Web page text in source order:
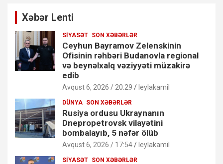
Xəbər Lenti
SIYASƏT SON XƏBƏRLƏR
Ceyhun Bayramov Zelenskinin
Ofisinin rəhbəri Budanovla regional
və beynəlxalq vəziyyəti müzakirə
edib
Avqust 6, 2026 / 20:29 leylakamil
DÜNYA SON XƏBƏRLƏR
Rusiya ordusu Ukraynanın
Dnepropetrovsk vilayətini
bombalayıb, 5 nəfər ölüb
Avqust 6, 2026 / 17:54 leylakamil
SIYASƏT SON XƏBƏRLƏR